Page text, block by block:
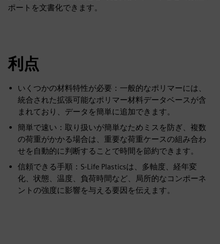
ポートを文書化できます。
利点
いくつかの材料特性が必要：一般的なポリマーには、
統合された拡張可能なポリマー材料データベースが含
まれており、データを簡単に追加できます。
簡単で速い：取り扱いが簡単なためミスを防ぎ、複数
の荷重がかかる場合は、重要な荷重ケースの組み合わ
せを自動的に判断することで時間を節約できます。
信頼できる手順：S-Life Plasticsは、多軸度、経年変
化、状態、温度、負荷時間など、局所的なコンポーネ
ントの強度に影響を与える要因を伝えます。